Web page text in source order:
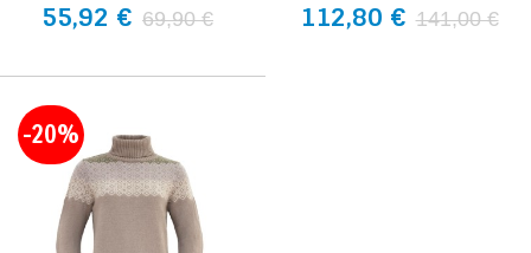
55,92 € 69,90 € 112,80 € 141,00 €
-20%